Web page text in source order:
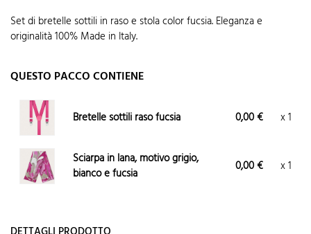
Set di bretelle sottili in raso e stola color fucsia. Eleganza e
originalità 100% Made in Italy.
QUESTO PACCO CONTIENE
Bretelle sottili raso fucsia 0,00 € x 1
Sciarpa in lana, motivo grigio,
bianco e fucsia
0,00 € x 1